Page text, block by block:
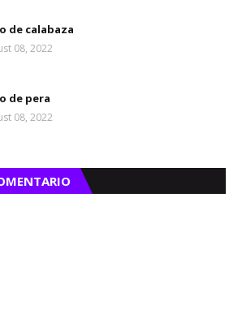
de calabaza
08, 2022
de pera
08, 2022